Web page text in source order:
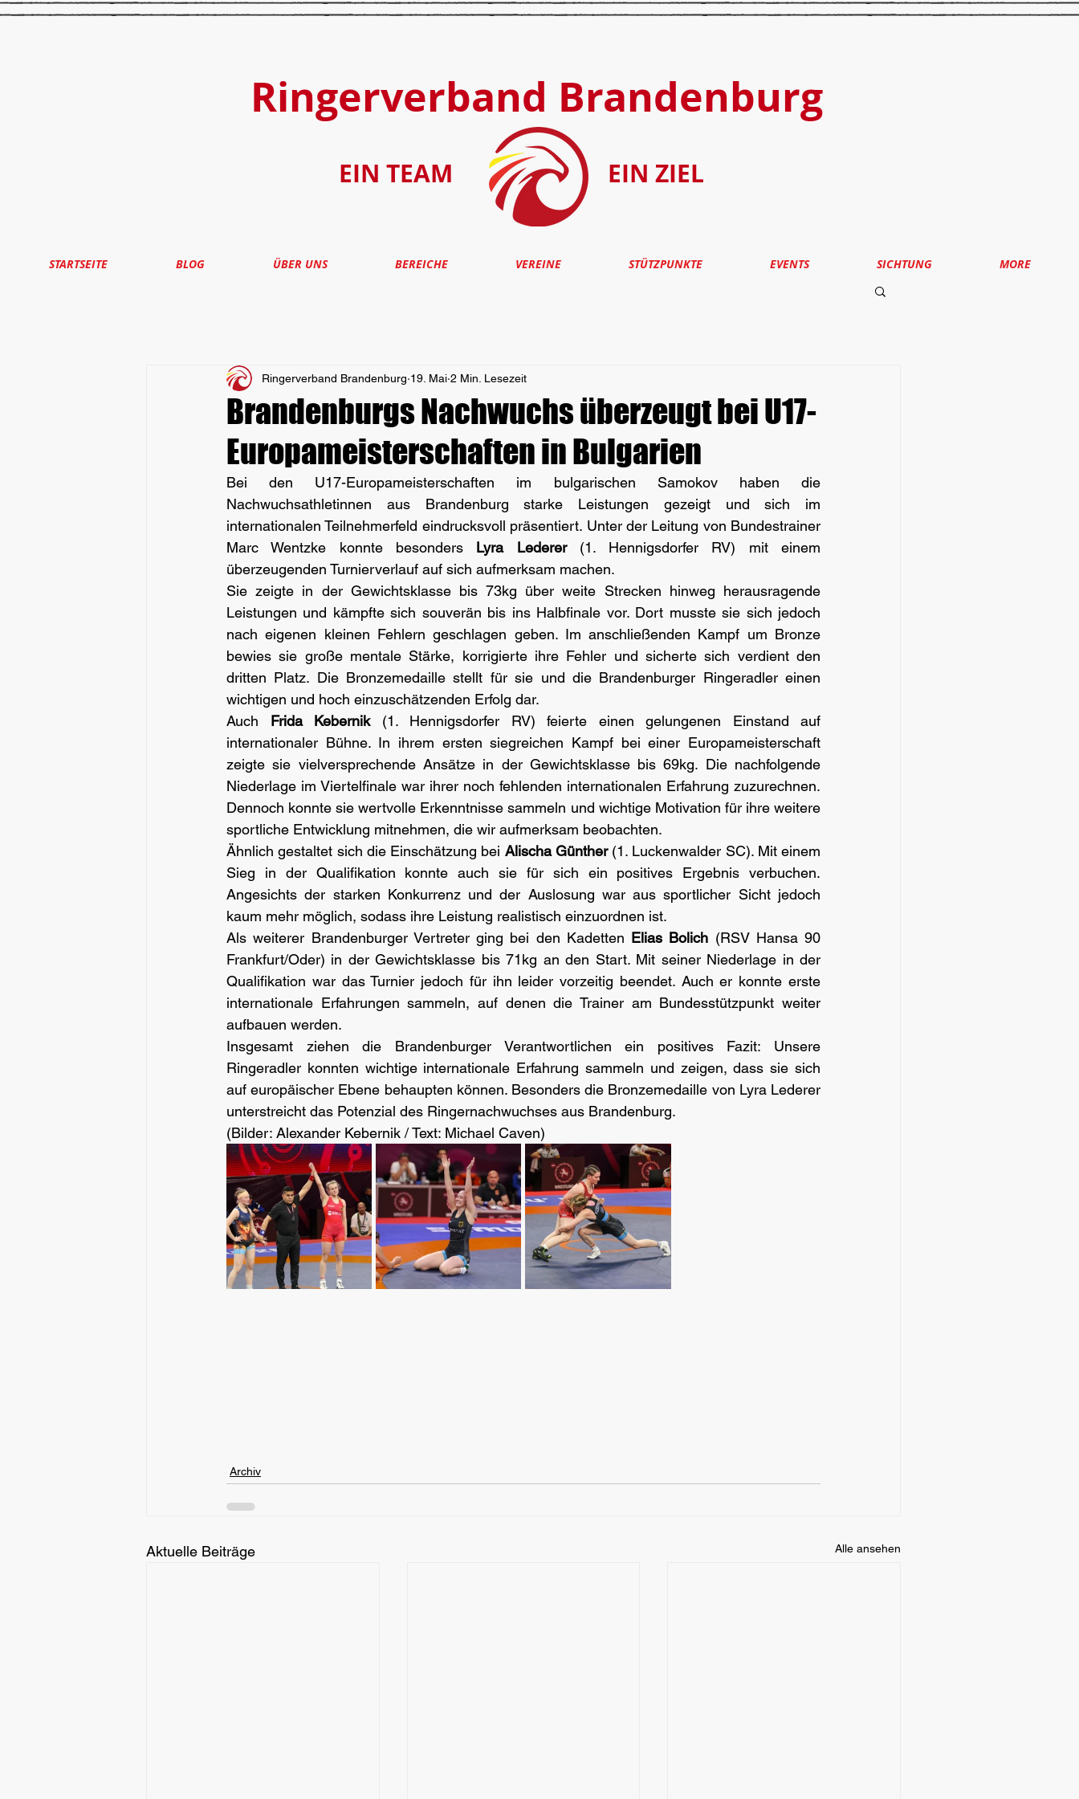
Ringerverband Brandenburg
EIN TEAM EIN ZIEL
STARTSEITE BLOG ÜBER UNS BEREICHE VEREINE STÜTZPUNKTE EVENTS SICHTUNG MORE
Brandenburgs Nachwuchs überzeugt bei U17-
Europameisterschaften in Bulgarien
Ringerverband Brandenburg 19. Mai 2 Min. Lesezeit
Bei den U17-Europameisterschaften im bulgarischen Samokov haben die
Nachwuchsathletinnen aus Brandenburg starke Leistungen gezeigt und sich im
internationalen Teilnehmerfeld eindrucksvoll präsentiert. Unter der Leitung von Bundestrainer
Marc Wentzke konnte besonders Lyra Lederer (1. Hennigsdorfer RV) mit einem
überzeugenden Turnierverlauf auf sich aufmerksam machen.
Sie zeigte in der Gewichtsklasse bis 73kg über weite Strecken hinweg herausragende
Leistungen und kämpfte sich souverän bis ins Halbfinale vor. Dort musste sie sich jedoch
nach eigenen kleinen Fehlern geschlagen geben. Im anschließenden Kampf um Bronze
bewies sie große mentale Stärke, korrigierte ihre Fehler und sicherte sich verdient den
dritten Platz. Die Bronzemedaille stellt für sie und die Brandenburger Ringeradler einen
wichtigen und hoch einzuschätzenden Erfolg dar.
Auch Frida Kebernik (1. Hennigsdorfer RV) feierte einen gelungenen Einstand auf
internationaler Bühne. In ihrem ersten siegreichen Kampf bei einer Europameisterschaft
zeigte sie vielversprechende Ansätze in der Gewichtsklasse bis 69kg. Die nachfolgende
Niederlage im Viertelfinale war ihrer noch fehlenden internationalen Erfahrung zuzurechnen.
Dennoch konnte sie wertvolle Erkenntnisse sammeln und wichtige Motivation für ihre weitere
sportliche Entwicklung mitnehmen, die wir aufmerksam beobachten.
Ähnlich gestaltet sich die Einschätzung bei Alischa Günther (1. Luckenwalder SC). Mit einem
Sieg in der Qualifikation konnte auch sie für sich ein positives Ergebnis verbuchen.
Angesichts der starken Konkurrenz und der Auslosung war aus sportlicher Sicht jedoch
kaum mehr möglich, sodass ihre Leistung realistisch einzuordnen ist.
Als weiterer Brandenburger Vertreter ging bei den Kadetten Elias Bolich (RSV Hansa 90
Frankfurt/Oder) in der Gewichtsklasse bis 71kg an den Start. Mit seiner Niederlage in der
Qualifikation war das Turnier jedoch für ihn leider vorzeitig beendet. Auch er konnte erste
internationale Erfahrungen sammeln, auf denen die Trainer am Bundesstützpunkt weiter
aufbauen werden.
Insgesamt ziehen die Brandenburger Verantwortlichen ein positives Fazit: Unsere
Ringeradler konnten wichtige internationale Erfahrung sammeln und zeigen, dass sie sich
auf europäischer Ebene behaupten können. Besonders die Bronzemedaille von Lyra Lederer
unterstreicht das Potenzial des Ringernachwuchses aus Brandenburg.
(Bilder: Alexander Kebernik / Text: Michael Caven)
Archiv
Aktuelle Beiträge Alle ansehen